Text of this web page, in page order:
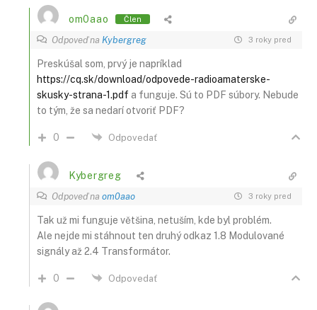
om0aao Člen
Odpoveď na Kybergreg 3 roky pred
Preskúšal som, prvý je napríklad
https://cq.sk/download/odpovede-radioamaterske-
skusky-strana-1.pdf a funguje. Sú to PDF súbory. Nebude
to tým, že sa nedarí otvoriť PDF?
0 Odpovedať
Kybergreg
Odpoveď na om0aao 3 roky pred
Tak už mi funguje většina, netuším, kde byl problém.
Ale nejde mi stáhnout ten druhý odkaz 1.8 Modulované
signály až 2.4 Transformátor.
0 Odpovedať